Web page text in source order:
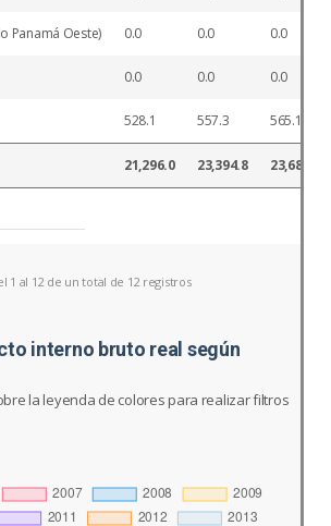
Panamá Oeste) 0.0 0.0 0.0
0.0 0.0 0.0
528.1 557.3 565.1
21,296.0 23,394.8 23,685.6
1 al 12 de un total de 12 registros
interno bruto real según
la leyenda de colores para realizar filtros